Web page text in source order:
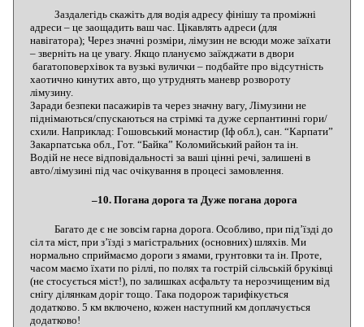
Заздалегідь скажіть для водія адресу фінішу та проміжні
адреси – це заощадить ваш час. Цікавлять адреси (для
навігатора); Через значні розміри, лімузин не всюди може заїхати
– зверніть на це увагу. Якщо плануємо заїжджати в двори
багатоповерхівок та вузькі вулички – подбайте про відсутність
хаотично кинутих авто, що утруднять маневр розвороту
лімузину.
Заради безпеки пасажирів та через значну вагу, Лімузини не
піднімаються/спускаються на стрімкі та дуже серпантинні гори/
схили. Наприклад: Гошовський монастир (Іф обл.), сан. “Карпати”
Закарпатська обл., Гот. “Байка” Коломийський район та ін.
Водій не несе відповідальності за ваші цінні речі, залишені в
авто/лімузині під час очікування в процесі замовлення.
–10. Погана дорога та Дуже погана дорога
Багато де є не зовсім гарна дорога. Особливо, при під’їзді до
сіл та міст, при з’їзді з магістральних (основних) шляхів. Ми
нормально сприймаємо дороги з ямами, грунтовки та ін. Проте,
часом маємо їхати по ріллі, по полях та гострій сільській бруківці
(не стосується міст!), по залишках асфальту та нерозчищеним від
снігу ділянкам доріг тощо. Така подорож тарифікується
додатково. 5 км включено, кожен наступний км доплачується
додатково!